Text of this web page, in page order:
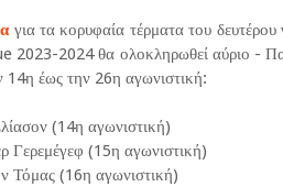
για τα κορυφαία τέρματα του
2023-2024 θα ολοκληρωθεί αύριο -
έως την 26η αγωνιστική:
(14η αγωνιστική)
Γερεμέγεφ (15η αγωνιστική)
Τόμας (16η αγωνιστική)